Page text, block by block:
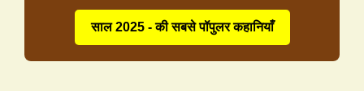
साल 2025 - की सबसे पॉपुलर कहानियाँ